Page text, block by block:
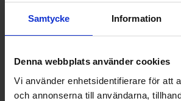
Samtycke Information
Denna webbplats använder cookies
Vi använder enhetsidentifierare för att
och annonserna till användarna,
Ramens utförande:
Produktgrupp:
Funktioner och egenskaper